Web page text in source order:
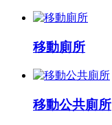
移動廁所
移動公共廁所